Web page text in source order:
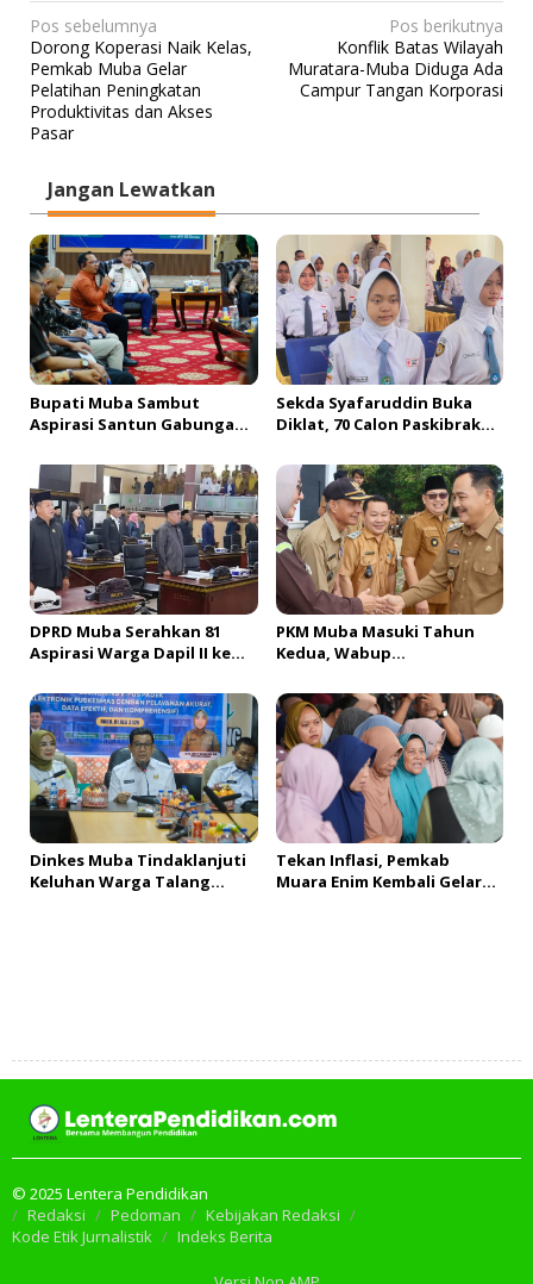
N
a
v
i
a
s
i
p
o
s
Pos sebelumnya
Dorong Koperasi Naik Kelas,
Pemkab Muba Gelar
Pelatihan Peningkatan
Produktivitas dan Akses
Pasar
Pos berikutnya
Konflik Batas Wilayah
Muratara-Muba Diduga Ada
Campur Tangan Korporasi
Jangan Lewatkan
Bupati Muba Sambut
Aspirasi Santun Gabungan
Muba Bersatu
Sekda Syafaruddin Buka
Diklat, 70 Calon Paskibraka
di Muba
DPRD Muba Serahkan 81
Aspirasi Warga Dapil II ke
Himpun Usulan Terbanyak
PKM Muba Masuki Tahun
Kedua, Wabup
Usaha bagi 2.300 Pelaku
UMKM
Dinkes Muba Tindaklanjuti
Keluhan Warga Talang
Tekan Inflasi, Pemkab
Muara Enim Kembali Gelar
© 2025 Lentera Pendidikan
Redaksi
Pedoman
Kebijakan Redaksi
Kode Etik Jurnalistik
Indeks Berita